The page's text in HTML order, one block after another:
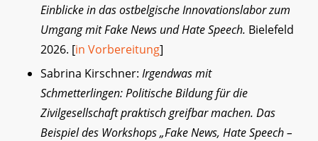
Einblicke in das ostbelgische Innovationslabor zum
Umgang mit Fake News und Hate Speech. Bielefeld
2026. [in Vorbereitung]
Sabrina Kirschner: Irgendwas mit
Schmetterlingen: Politische Bildung für die
Zivilgesellschaft praktisch greifbar machen. Das
Beispiel des Workshops „Fake News, Hate Speech –